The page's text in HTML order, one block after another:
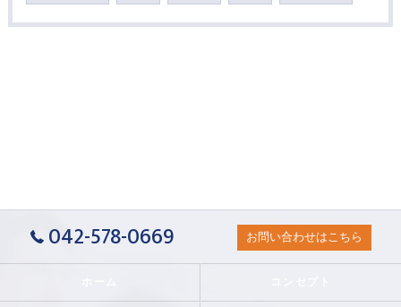
042-578-0669 お問い合わせはこちら